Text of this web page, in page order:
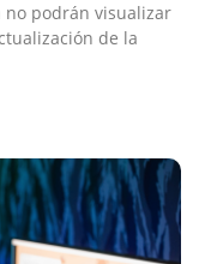
no podrán visualizar
de la